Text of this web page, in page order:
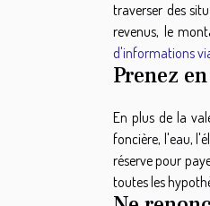
traverser des
revenus, le
d'informations
Prenez
En plus de la
foncière, l'eau,
réserve pour
toutes les